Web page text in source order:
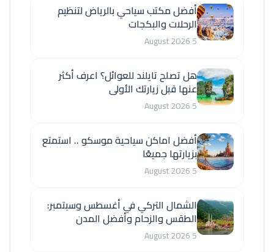
أفضل مكتب سياحي بالرياض لتنظيم
الرحلات والبكجات
5 August 2026
هل تصلح تايلند للعوائل؟ اعرف أكثر
عنها قبل زيارتك الأولى
5 August 2026
أفضل اماكن سياحية موسكو .. استمتع
بزيارتها جميعًا
5 August 2026
الشمال التركي في أغسطس وسبتمبر:
الطقس والزحام وأفضل المدن
5 August 2026